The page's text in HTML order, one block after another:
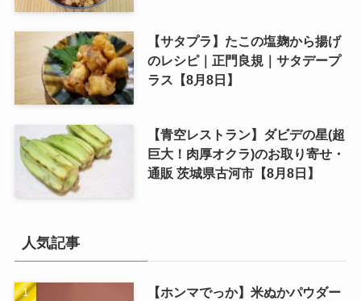
【サタプラ】たこの塩麹から揚げ
のレシピ｜正門良規｜サタデープ
ラス【8月8日】
【青空レストラン】ダビデの星(超
巨大！肉厚オクラ)のお取り寄せ・
通販 茨城県古河市【8月8日】
人気記事
【ホンマでっか】米ぬかパウダー